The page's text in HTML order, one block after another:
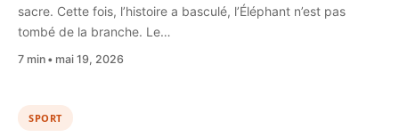
sacre. Cette fois, l’histoire a basculé, l’Éléphant n’est pas
tombé de la branche. Le…
7 min mai 19, 2026
SPORT